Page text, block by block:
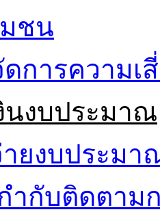
ชน
การความเ
นงบประมาณ
ยงบประมา
ำกับติดตาม